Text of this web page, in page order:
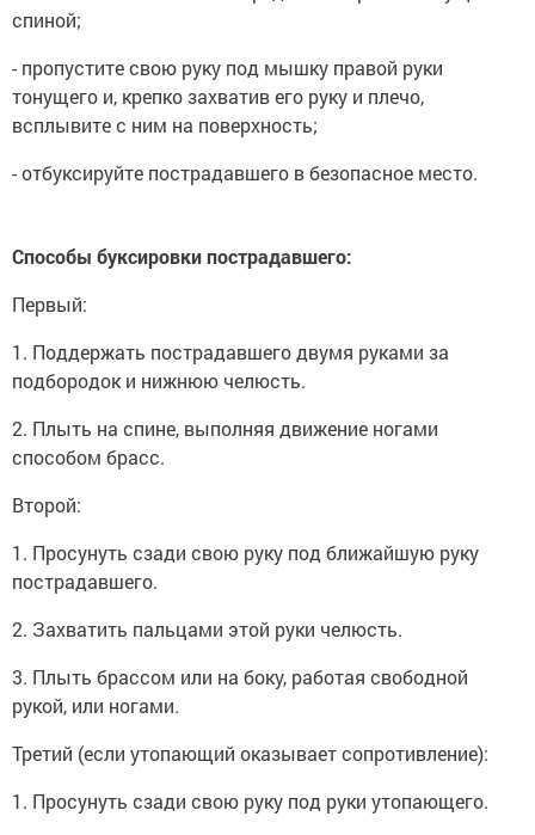
спиной;
- пропустите свою руку под мышку правой руки
тонущего и, крепко захватив его руку и плечо,
всплывите с ним на поверхность;
- отбуксируйте пострадавшего в безопасное место.
Способы буксировки пострадавшего:
Первый:
1. Поддержать пострадавшего двумя руками за
подбородок и нижнюю челюсть.
2. Плыть на спине, выполняя движение ногами
способом брасс.
Второй:
1. Просунуть сзади свою руку под ближайшую руку
пострадавшего.
2. Захватить пальцами этой руки челюсть.
3. Плыть брассом или на боку, работая свободной
рукой, или ногами.
Третий (если утопающий оказывает сопротивление):
1. Просунуть сзади свою руку под руки утопающего.